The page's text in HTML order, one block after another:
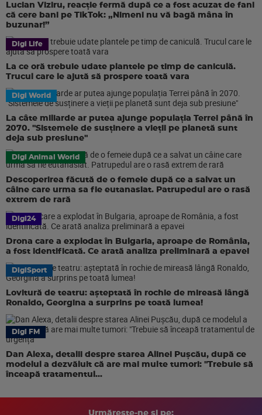
Lucian Viziru, reacție fermă după ce a fost acuzat de fani
că cere bani pe TikTok: „Nimeni nu vă bagă mâna în
buzunar!”
Digi Life
La ce oră trebuie udate plantele pe timp de caniculă.
Trucul care le ajută să prospere toată vara
Digi World
La câte miliarde ar putea ajunge populația Terrei până în
2070. "Sistemele de susținere a vieții pe planetă sunt
deja sub presiune"
Digi Animal World
Descoperirea făcută de o femeie după ce a salvat un
câine care urma sa fie eutanasiat. Patrupedul are o rasă
extrem de rară
Digi24
Drona care a explodat în Bulgaria, aproape de România,
a fost identificată. Ce arată analiza preliminară a epavei
DigiSport
Lovitură de teatru: așteptată în rochie de mireasă lângă
Ronaldo, Georgina a surprins pe toată lumea!
Digi FM
Dan Alexa, detalii despre starea Alinei Pușcău, după ce
modelul a dezvăluit că are mai multe tumori: "Trebuie să
înceapă tratamentul...
Urmărește-ne și pe: